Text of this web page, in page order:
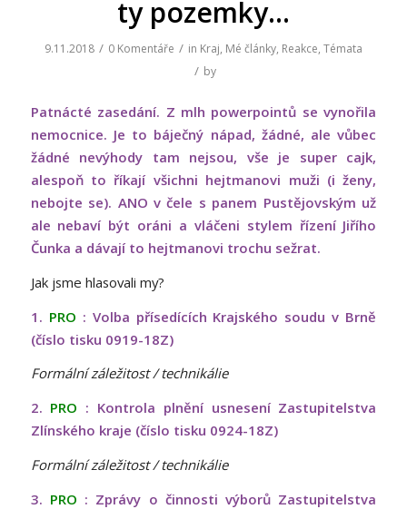
ty pozemky…
9.11.2018 / 0 Komentáře / in Kraj, Mé články, Reakce, Témata
/ by
Patnácté zasedání. Z mlh powerpointů se vynořila
nemocnice. Je to báječný nápad, žádné, ale vůbec
žádné nevýhody tam nejsou, vše je super cajk,
alespoň to říkají všichni hejtmanovi muži (i ženy,
nebojte se). ANO v čele s panem Pustějovským už
ale nebaví být oráni a vláčeni stylem řízení Jiřího
Čunka a dávají to hejtmanovi trochu sežrat.
Jak jsme hlasovali my?
1. PRO : Volba přísedících Krajského soudu v Brně
(číslo tisku 0919-18Z)
Formální záležitost / technikálie
2. PRO : Kontrola plnění usnesení Zastupitelstva
Zlínského kraje (číslo tisku 0924-18Z)
Formální záležitost / technikálie
3. PRO : Zprávy o činnosti výborů Zastupitelstva